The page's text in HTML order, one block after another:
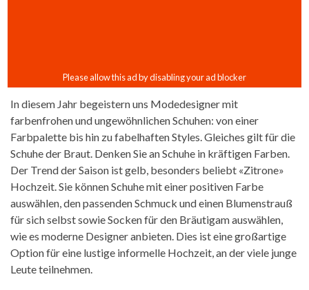
In diesem Jahr begeistern uns Modedesigner mit
farbenfrohen und ungewöhnlichen Schuhen: von einer
Farbpalette bis hin zu fabelhaften Styles. Gleiches gilt für die
Schuhe der Braut. Denken Sie an Schuhe in kräftigen Farben.
Der Trend der Saison ist gelb, besonders beliebt «Zitrone»
Hochzeit. Sie können Schuhe mit einer positiven Farbe
auswählen, den passenden Schmuck und einen Blumenstrauß
für sich selbst sowie Socken für den Bräutigam auswählen,
wie es moderne Designer anbieten. Dies ist eine großartige
Option für eine lustige informelle Hochzeit, an der viele junge
Leute teilnehmen.